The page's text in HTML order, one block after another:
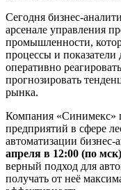
Сегодня бизнес-
арсенале управления
промышленности,
процессы и показатели
оперативно
прогнозировать
рынка.
Компания «Синимекс»
предприятий в сфере
автоматизации бизнес-
апреля в 12:00 (по
верный подход для
получать от неё